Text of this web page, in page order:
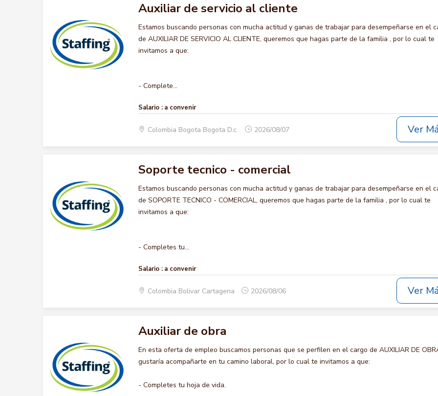
Auxiliar de servicio al cliente
Estamos buscando personas con mucha actitud y ganas de trabajar para desempeñarse en el
de AUXILIAR DE SERVICIO AL CLIENTE, queremos que hagas parte de la familia , por lo cual te
invitamos a que:
- Complete...
Salario : a convenir
Colombia Bogota Bogota D.c. 2026/08/07 Ver
Soporte tecnico - comercial
Estamos buscando personas con mucha actitud y ganas de trabajar para desempeñarse en el
de SOPORTE TECNICO - COMERCIAL, queremos que hagas parte de la familia , por lo cual te
invitamos a que:
- Completes tu...
Salario : a convenir
Colombia Bolivar Cartagena 2026/08/06 Ver
Auxiliar de obra
En esta oferta de empleo buscamos personas que se perfilen en el cargo de AUXILIAR DE
gustaría acompañarte en tu camino laboral, por lo cual te invitamos a que:
- Completes tu hoja de vida.